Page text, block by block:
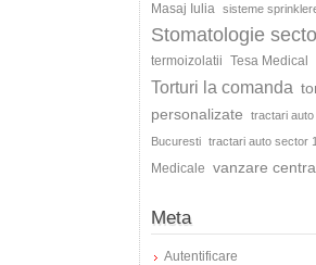
Masaj Iulia sisteme
Stomatologie
termoizolatii Tesa Medical
Torturi la comanda
personalizate
tractari auto
Bucuresti tractari auto sector
Medicale vanzare
Meta
Autentificare